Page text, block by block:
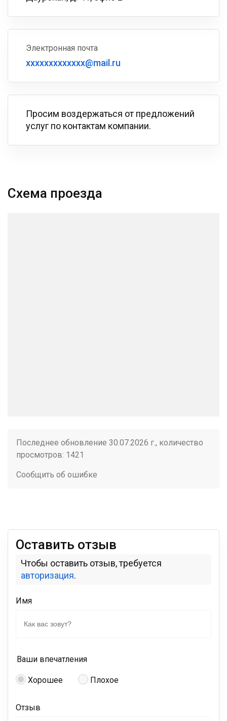
Электронная почта
xxxxxxxxxxxxx@mail.ru
Просим воздержаться от предложений
услуг по контактам компании.
Схема проезда
Последнее обновление 30.07.2026 г., количество
просмотров: 1421
Сообщить об ошибке
Оставить отзыв
Чтобы оставить отзыв, требуется
авторизация.
Имя
Ваши впечатления
Хорошее Плохое
Отзыв